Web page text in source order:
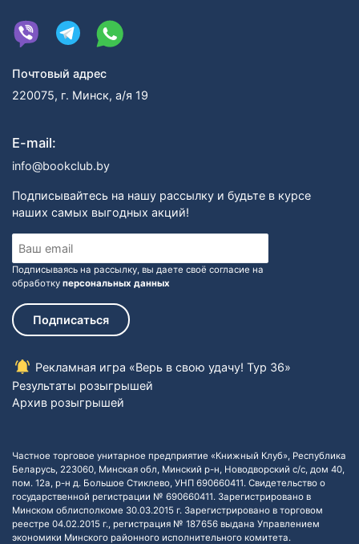
Почтовый адрес
220075, г. Минск, а/я 19
E-mail:
info@bookclub.by
Подписывайтесь на нашу рассылку и будьте в курсе
наших самых выгодных акций!
Подписываясь на рассылку, вы даете своё согласие на
обработку персональных данных
Подписаться
Рекламная игра «Верь в свою удачу! Тур 36»
Результаты розыгрышей
Архив розыгрышей
Частное торговое унитарное предприятие «Книжный Клуб», Республика
Беларусь, 223060, Минская обл, Минский р-н, Новодворский с/с, дом 40,
пом. 12а, р-н д. Большое Стиклево, УНП 690660411. Свидетельство о
государственной регистрации № 690660411. Зарегистрировано в
Минском облисполкоме 30.03.2015 г. Зарегистрировано в торговом
реестре 04.02.2015 г., регистрация № 187656 выдана Управлением
экономики Минского районного исполнительного комитета.